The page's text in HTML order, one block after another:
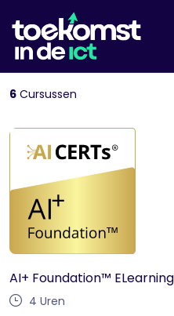
6 Cursussen
AI+ Foundation™ ELearning
4 Uren